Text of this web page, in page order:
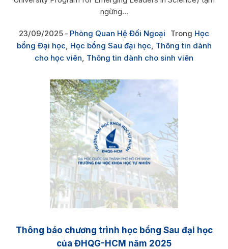
ngừng...
23/09/2025 Phòng Quan Hệ Đối Ngoại Trong Học
bổng Đại học, Học bổng Sau đại học, Thông tin dành
cho học viên, Thông tin dành cho sinh viên
Thông báo chương trình học bổng Sau đại học
của ĐHQG-HCM năm 2025